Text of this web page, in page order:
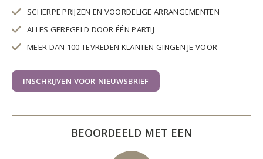
SCHERPE PRIJZEN EN VOORDELIGE ARRANGEMENTEN
ALLES GEREGELD DOOR ÉÉN PARTIJ
MEER DAN 100 TEVREDEN KLANTEN GINGEN JE VOOR
INSCHRIJVEN VOOR NIEUWSBRIEF
BEOORDEELD MET EEN